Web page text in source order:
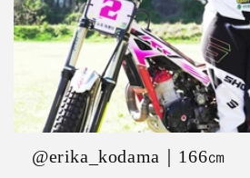
@erika_kodama｜166㎝